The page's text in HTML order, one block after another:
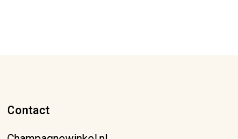
Contact